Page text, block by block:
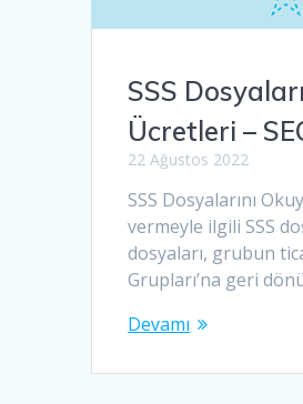
SSS
Ücretleri –
22 Ağustos 2022
SSS Dosyalarını
vermeyle ilgili SSS
dosyaları, grubun
Grupları’na geri
Devamı